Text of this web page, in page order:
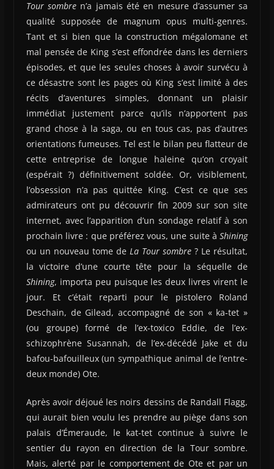
Tour sombre n’a jamais été en mesure d’assumer sa
qualité supposée de magnum opus multi-genres.
Tant et si bien que la construction mégalomane et
mal pensée de King s’est effondrée dans les derniers
épisodes, et que les seules choses à avoir survécu à
ce désastre sont les pages où King s’est limité à des
récits d’aventures simples, donnant un plaisir
immédiat justement parce qu’ils n’apportent pas
grand chose à la saga, ou en tous cas, pas d’autres
orientations fumeuses. Tel est le bilan peu flatteur de
cette entreprise de longue haleine qu’on croyait
(espérait ?) définitivement soldée. Or, visiblement,
l’obsession n’a pas quittée King. C’est ce que ses
admirateurs ont pu découvrir fin 2009 sur son site
internet, avec l’apparition d’un sondage relatif à son
prochain livre : que préférez vous, une suite àShining
ou un nouveau tome de La Tour sombre ? Le résultat,
la victoire d’une courte tête pour la séquelle de
Shining, importa peu puisque les deux livres virent le
jour. Et c’était reparti pour le pistolero Roland
Deschain, de Gilead, accompagné de son « ka-tet »
(ou groupe) formé de l’ex-toxico Eddie, de l’ex-
schizophrène Susannah, de l’ex-décédé Jake et du
bafou-bafouilleux (un sympathique animal de l’entre-
deux monde) Ote.
Après avoir déjoué les noirs dessins de Randall Flagg,
qui aurait bien voulu les prendre au piège dans son
palais d’Émeraude, le kat-tet continue à suivre le
sentier du rayon en direction de la Tour sombre.
Mais, alerté par le comportement de Ote et par un